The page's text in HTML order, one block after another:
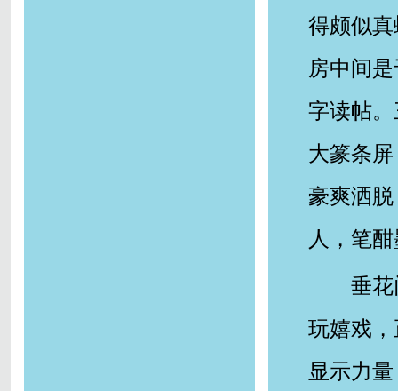
得颇似
房中间
字读帖
大篆条
豪爽洒
人，笔
垂
玩嬉戏
显示力